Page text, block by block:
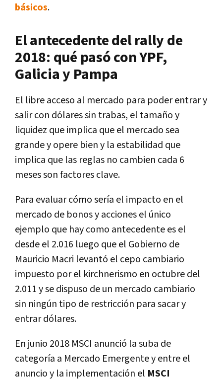
básicos.
El antecedente del rally de
2018: qué pasó con YPF,
Galicia y Pampa
El libre acceso al mercado para poder entrar y
salir con dólares sin trabas, el tamaño y
liquidez que implica que el mercado sea
grande y opere bien y la estabilidad que
implica que las reglas no cambien cada 6
meses son factores clave.
Para evaluar cómo sería el impacto en el
mercado de bonos y acciones el único
ejemplo que hay como antecedente es el
desde el 2.016 luego que el Gobierno de
Mauricio Macri levantó el cepo cambiario
impuesto por el kirchnerismo en octubre del
2.011 y se dispuso de un mercado cambiario
sin ningún tipo de restricción para sacar y
entrar dólares.
En junio 2018 MSCI anunció la suba de
categoría a Mercado Emergente y entre el
anuncio y la implementación el MSCI